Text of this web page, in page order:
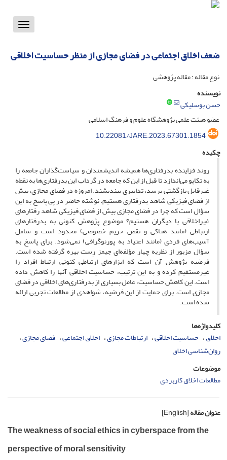
Toggle
ضعف اخلاق اجتماعی در فضای مجازی از منظر حساسیت اخلاقی
نوع مقاله : مقاله پژوهشی
نویسنده
حسن بوسلیکی
عضو هیئت علمی پژوهشگاه علوم و فرهنگ اسلامی
10.22081/JARE.2023.67301.1854
چکیده
روند فزاینده بدرفتاری‌ها همیشه اندیشمندان و سیاست‌گذاران جامعه را
به تکاپو می‌اندازد تا قبل از این که جامعه در گرداب این بدرفتاری‌ها به نقطه
غیرقابل بازگشتی برسد، تدابیری بیندیشند. امروزه در فضای مجازی، بیش
از فضای فیزیکی شاهد بدرفتاری هستیم. نوشته حاضر در پی پاسخ به این
سؤال است که چرا در فضای مجازی بیش از فضای فیزیکی شاهد رفتارهای
غیراخلاقی با دیگران هستیم؟ موضوع پژوهش کنونی به بدرفتارهای
ارتباطی (مانند هتاکی و نقض حریم خصوصی) محدود است و شامل
آسیب‌های فردی (مانند اعتیاد به پورنوگرافی) نمی‌شود. برای پاسخ به
سؤال مزبور از نظریه چهار مؤلفه‌ای جیمز رِست بهره گرفته شده است.
فرضیه پژوهش آن است که ابزارهای ارتباطی کنونی ارتباط افراد را
غیرمستقیم کرده و به این ترتیب، حساسیت اخلاقی آنها را کاهش داده
است. این کاهش حساسیت، عامل بسیاری از بدرفتاری‌های اخلاقی در فضای
مجازی است. برای حمایت از این فرضیه، شواهدی از مطالعات تجربی ارائه
شده است.
کلیدواژه‌ها
اخلاق حساسیت اخلاقی ارتباطات مجازی اخلاق اجتماعی فضای مجازی
روان‌شناسی اخلاق
موضوعات
مطالعات اخلاق کاربردی
عنوان مقاله[English]
The weakness of social ethics in cyberspace from the
perspective of moral sensitivity